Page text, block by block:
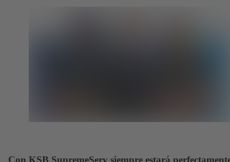
Con KSB SupremeServ siempre estará